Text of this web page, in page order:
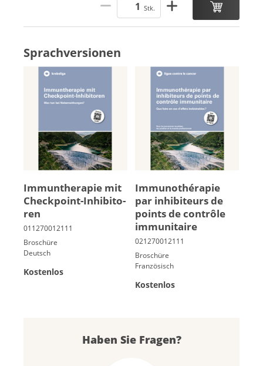
Stk.
Sprachversionen
Im­mun­the­ra­pie mit
Check­point-In­hi­bi­to­
ren
Broschüre
Deutsch
Kostenlos
Im­mu­no­thé­ra­pie
par in­hi­bi­teurs de
points de contrôle
im­mu­ni­taire
Broschüre
Französisch
Kostenlos
Haben Sie Fragen?